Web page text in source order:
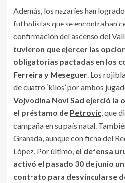
Además, los nazaríes han
futbolistas que se encontraban
confirmación del ascenso del
tuvieron que ejercer las
obligatorias pactadas en los
Ferreira y Meseguer. Los
de cuatro ‘kilos’ por ambos
Vojvodina Novi Sad ejerció la
el préstamo de Petrovic, que
campaña en su país natal.
Granada, aunque con ficha del
López. Por último, el defensa
activó el pasado 30 de junio
contrato para desvincularse